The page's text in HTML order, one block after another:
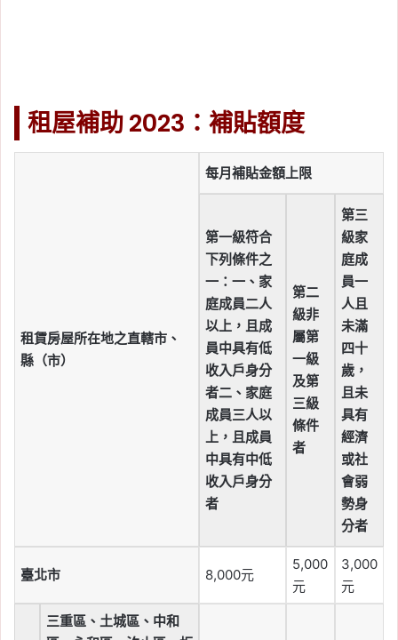
租屋補助 2023：補貼額度
租賃房屋所在地之直轄市、
縣（市）
每月補貼金額上限
第一級符合
下列條件之
一： 一、家
庭成員二人
以上，且成
員中具有低
收入戶身分
者二、家庭
成員三人以
上，且成員
中具有中低
收入戶身分
者
第二
級非
屬第
一級
及第
三級
條件
者
第三
級家
庭成
員一
人且
未滿
四十
歲，
且未
具有
經濟
或社
會弱
勢身
分者
臺北市 8,000元
5,000
元
3,000
元
三重區、土城區、中和